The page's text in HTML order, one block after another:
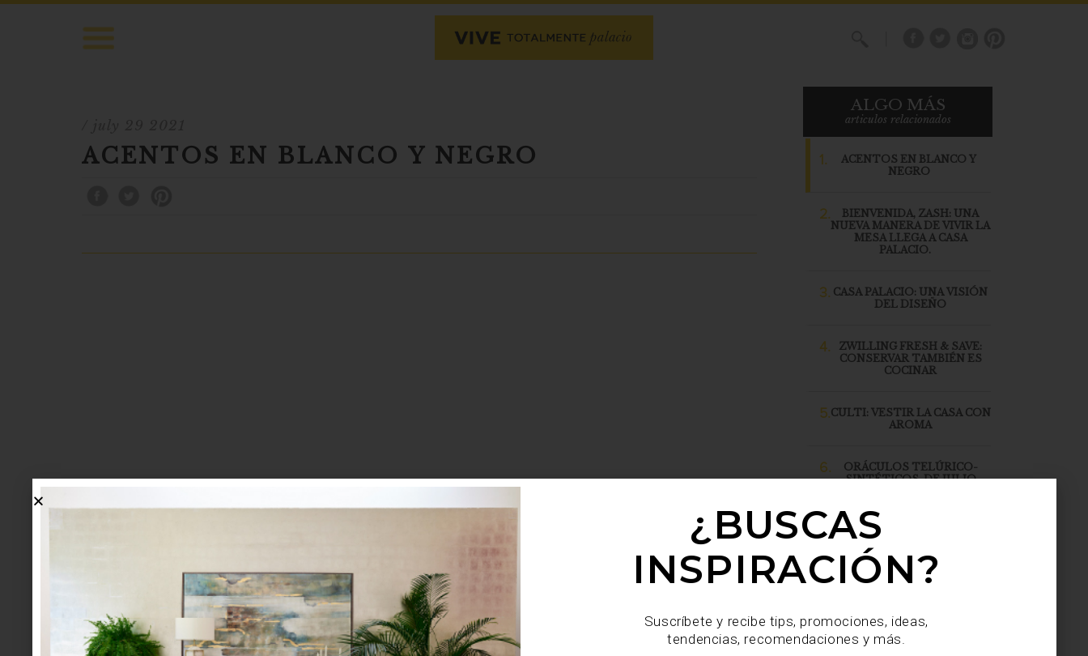
ACENTOS EN BLANCO Y NEGRO
ALGO MÁS
articulos relacionados
1.
ACENTOS EN BLANCO Y
NEGRO
2.
BIENVENIDA, ZASH: UNA
NUEVA MANERA DE VIVIR LA
MESA LLEGA A CASA
PALACIO.
3. CASA PALACIO: UNA VISIÓN
DEL DISEÑO
4.
ZWILLING FRESH & SAVE:
CONSERVAR TAMBIÉN ES
COCINAR
5.CULTI: VESTIR LA CASA CON
AROMA
6.
ORÁCULOS TELÚRICO-
SINTÉTICOS, DE JULIO
lo más nuevo
1.
BIENVENIDA, ZASH: UNA
NUEVA MANERA DE VIVIR
LA MESA LLEGA A CASA
PALACIO.
¿BUSCAS
INSPIRACIÓN?
Suscríbete y recibe tips, promociones, ideas,
tendencias, recomendaciones y más.